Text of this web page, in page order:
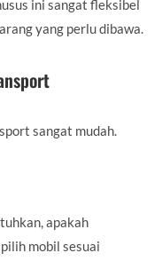
ini sangat fleksibel
yang perlu dibawa.
sangat mudah.
apakah
mobil sesuai